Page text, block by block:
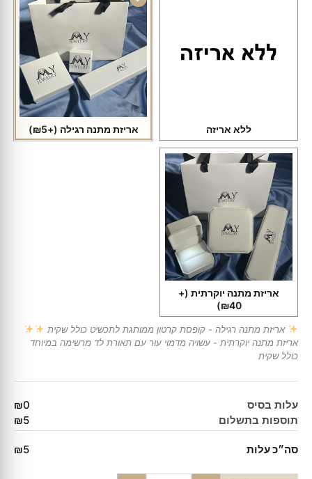
ללא אריזה אריזת מתנה רגילה (+₪5)
אריזת מתנה יוקרתית (+
₪40)
אריזת מתנה רגילה - קופסת קרטון ממותגת לתכשיט כולל שקית
אריזת מתנה יוקרתית - עשויה מדמוי עור עם תאורת לד מרשימה במיוחד
כולל שקית
עלות בסיס
₪0
תוספות בתשלום
₪5
סה״כ עלות ₪5